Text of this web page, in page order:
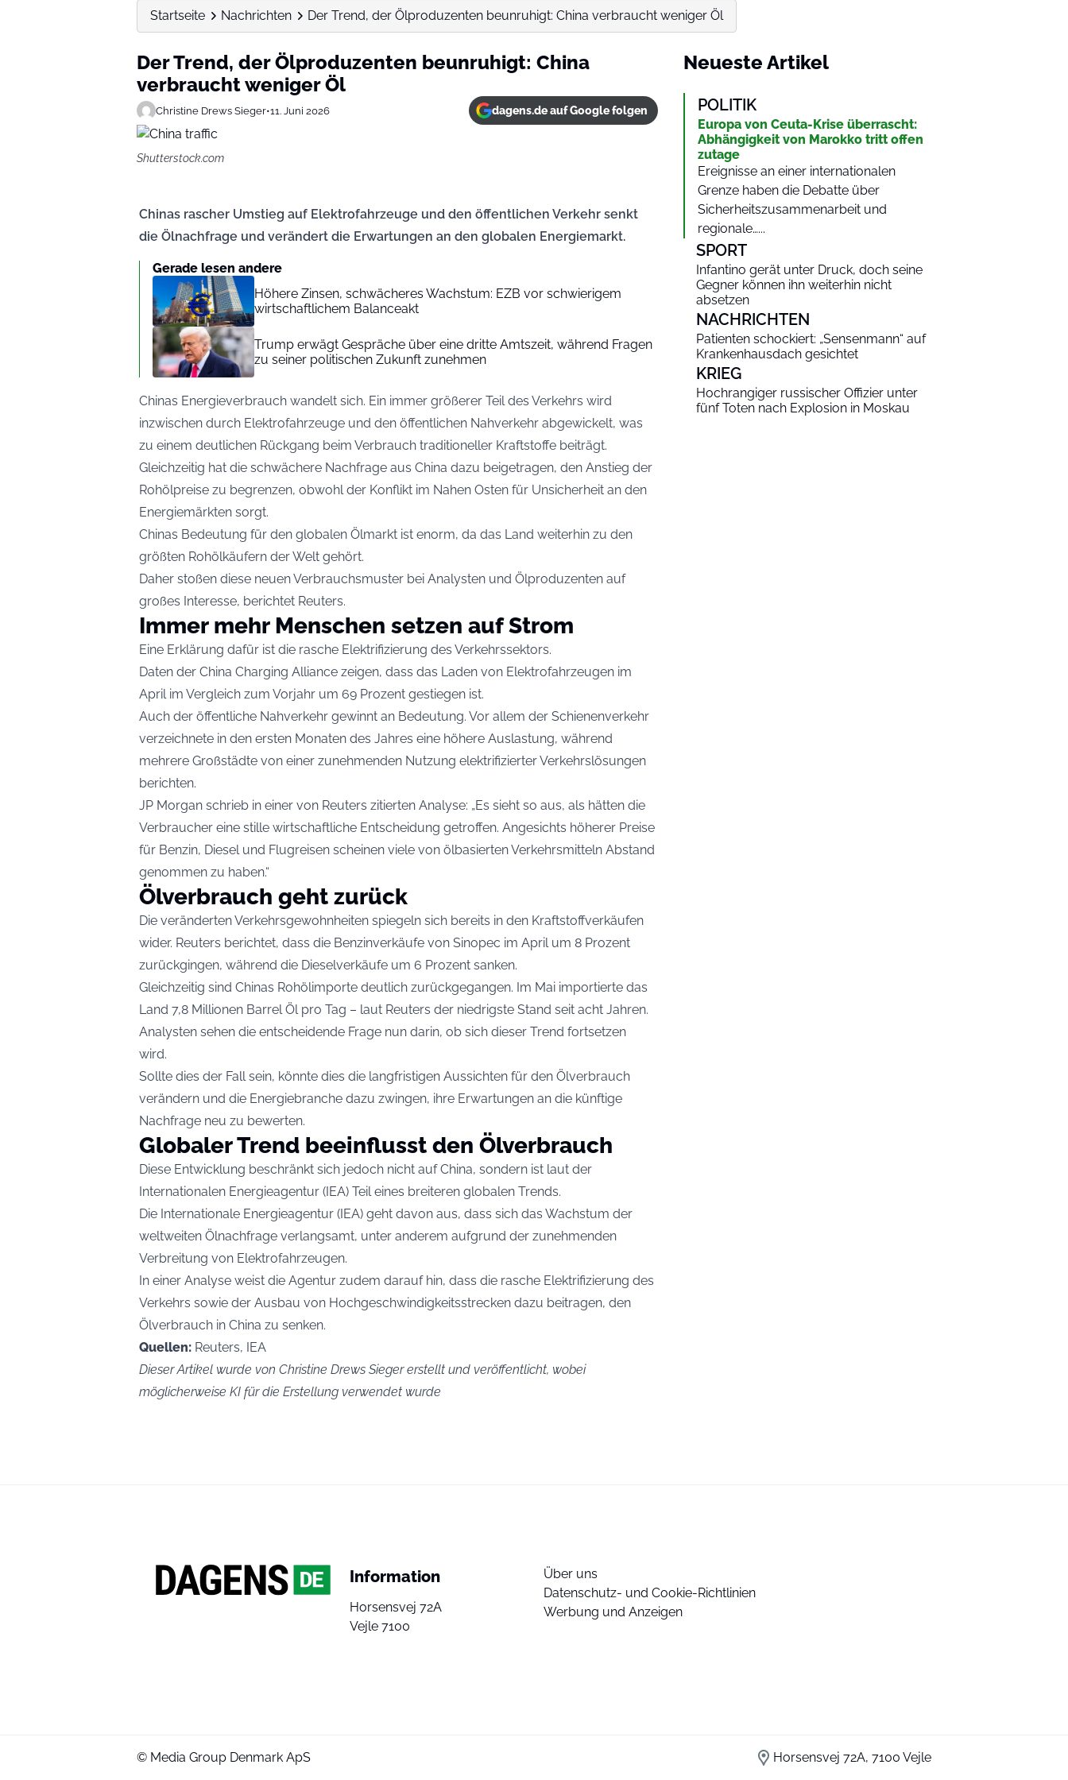
Startseite Nachrichten Der Trend, der Ölproduzenten beunruhigt: China verbraucht weniger Öl
Der Trend, der Ölproduzenten beunruhigt: China
verbraucht weniger Öl
Christine Drews Sieger•11. Juni 2026 dagens.de auf Google folgen
Shutterstock.com
Chinas rascher Umstieg auf Elektrofahrzeuge und den öffentlichen Verkehr senkt
die Ölnachfrage und verändert die Erwartungen an den globalen Energiemarkt.
Gerade lesen andere
Höhere Zinsen, schwächeres Wachstum: EZB vor schwierigem
wirtschaftlichem Balanceakt
Trump erwägt Gespräche über eine dritte Amtszeit, während Fragen
zu seiner politischen Zukunft zunehmen
Chinas Energieverbrauch wandelt sich. Ein immer größerer Teil des Verkehrs wird
inzwischen durch Elektrofahrzeuge und den öffentlichen Nahverkehr abgewickelt, was
zu einem deutlichen Rückgang beim Verbrauch traditioneller Kraftstoffe beiträgt.
Gleichzeitig hat die schwächere Nachfrage aus China dazu beigetragen, den Anstieg der
Rohölpreise zu begrenzen, obwohl der Konflikt im Nahen Osten für Unsicherheit an den
Energiemärkten sorgt.
Chinas Bedeutung für den globalen Ölmarkt ist enorm, da das Land weiterhin zu den
größten Rohölkäufern der Welt gehört.
Daher stoßen diese neuen Verbrauchsmuster bei Analysten und Ölproduzenten auf
großes Interesse, berichtet Reuters.
Immer mehr Menschen setzen auf Strom
Eine Erklärung dafür ist die rasche Elektrifizierung des Verkehrssektors.
Daten der China Charging Alliance zeigen, dass das Laden von Elektrofahrzeugen im
April im Vergleich zum Vorjahr um 69 Prozent gestiegen ist.
Auch der öffentliche Nahverkehr gewinnt an Bedeutung. Vor allem der Schienenverkehr
verzeichnete in den ersten Monaten des Jahres eine höhere Auslastung, während
mehrere Großstädte von einer zunehmenden Nutzung elektrifizierter Verkehrslösungen
berichten.
JP Morgan schrieb in einer von Reuters zitierten Analyse: „Es sieht so aus, als hätten die
Verbraucher eine stille wirtschaftliche Entscheidung getroffen. Angesichts höherer Preise
für Benzin, Diesel und Flugreisen scheinen viele von ölbasierten Verkehrsmitteln Abstand
genommen zu haben.“
Ölverbrauch geht zurück
Die veränderten Verkehrsgewohnheiten spiegeln sich bereits in den Kraftstoffverkäufen
wider. Reuters berichtet, dass die Benzinverkäufe von Sinopec im April um 8 Prozent
zurückgingen, während die Dieselverkäufe um 6 Prozent sanken.
Gleichzeitig sind Chinas Rohölimporte deutlich zurückgegangen. Im Mai importierte das
Land 7,8 Millionen Barrel Öl pro Tag – laut Reuters der niedrigste Stand seit acht Jahren.
Analysten sehen die entscheidende Frage nun darin, ob sich dieser Trend fortsetzen
wird.
Sollte dies der Fall sein, könnte dies die langfristigen Aussichten für den Ölverbrauch
verändern und die Energiebranche dazu zwingen, ihre Erwartungen an die künftige
Nachfrage neu zu bewerten.
Globaler Trend beeinflusst den Ölverbrauch
Diese Entwicklung beschränkt sich jedoch nicht auf China, sondern ist laut der
Internationalen Energieagentur (IEA) Teil eines breiteren globalen Trends.
Die Internationale Energieagentur (IEA) geht davon aus, dass sich das Wachstum der
weltweiten Ölnachfrage verlangsamt, unter anderem aufgrund der zunehmenden
Verbreitung von Elektrofahrzeugen.
In einer Analyse weist die Agentur zudem darauf hin, dass die rasche Elektrifizierung des
Verkehrs sowie der Ausbau von Hochgeschwindigkeitsstrecken dazu beitragen, den
Ölverbrauch in China zu senken.
Quellen: Reuters, IEA
Dieser Artikel wurde von Christine Drews Sieger erstellt und veröffentlicht, wobei
möglicherweise KI für die Erstellung verwendet wurde
Neueste Artikel
POLITIK
Europa von Ceuta-Krise überrascht:
Abhängigkeit von Marokko tritt offen
zutage
Ereignisse an einer internationalen
Grenze haben die Debatte über
Sicherheitszusammenarbeit und
regionale…...
SPORT
Infantino gerät unter Druck, doch seine
Gegner können ihn weiterhin nicht
absetzen
NACHRICHTEN
Patienten schockiert: „Sensenmann“ auf
Krankenhausdach gesichtet
KRIEG
Hochrangiger russischer Offizier unter
fünf Toten nach Explosion in Moskau
Information
Horsensvej 72A
Vejle 7100
Über uns
Datenschutz- und Cookie-Richtlinien
Werbung und Anzeigen
© Media Group Denmark ApS Horsensvej 72A, 7100 Vejle